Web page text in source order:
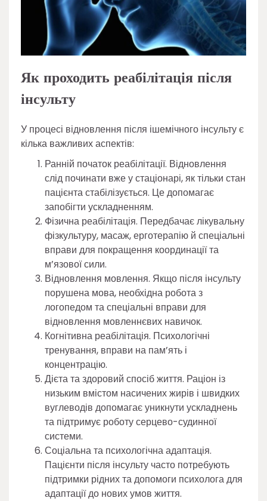
Як проходить реабілітація після
інсульту
У процесі відновлення після ішемічного інсульту є
кілька важливих аспектів:
Ранній початок реабілітації. Відновлення
слід починати вже у стаціонарі, як тільки стан
пацієнта стабілізується. Це допомагає
запобігти ускладненням.
Фізична реабілітація. Передбачає лікувальну
фізкультуру, масаж, ерготерапію й спеціальні
вправи для покращення координації та
м’язової сили.
Відновлення мовлення. Якщо після інсульту
порушена мова, необхідна робота з
логопедом та спеціальні вправи для
відновлення мовленнєвих навичок.
Когнітивна реабілітація. Психологічні
тренування, вправи на пам’ять і
концентрацію.
Дієта та здоровий спосіб життя. Раціон із
низьким вмістом насичених жирів і швидких
вуглеводів допомагає уникнути ускладнень
та підтримує роботу серцево-судинної
системи.
Соціальна та психологічна адаптація.
Пацієнти після інсульту часто потребують
підтримки рідних та допомоги психолога для
адаптації до нових умов життя.